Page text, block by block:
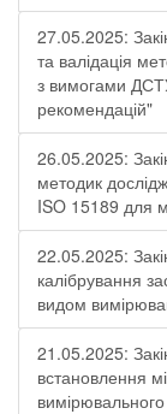
27.05.2025:
та валідація
з вимогами
рекомендацій"
26.05.2025:
методик
ISO 15189 для
22.05.2025:
калібрування
видом
21.05.2025:
встановлення